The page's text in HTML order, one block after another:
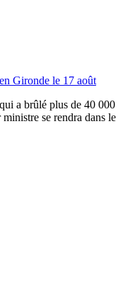
Gironde le 17 août
a brûlé plus de 40 000
se rendra dans le